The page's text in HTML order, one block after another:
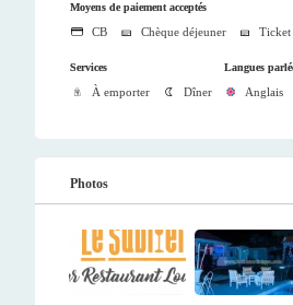
Moyens de paiement acceptés
CB Chèque déjeuner Ticket
Services
À emporter Dîner
Langues
Anglais
Photos